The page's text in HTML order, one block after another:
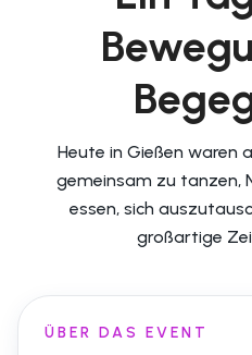
Heute in Gießen waren
gemeinsam zu tanzen,
essen, sich
großartige
ÜBER DAS EVENT